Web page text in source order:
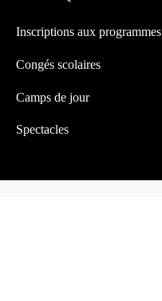
Inscriptions aux programmes
Congés scolaires
Camps de jour
Spectacles